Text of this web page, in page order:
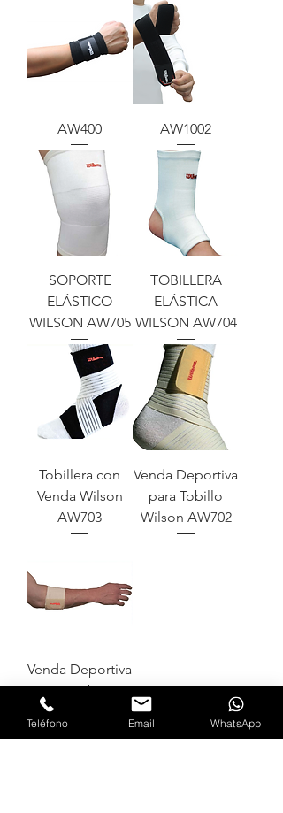
AW400 AW1002
SOPORTE
ELÁSTICO
WILSON AW705
TOBILLERA
ELÁSTICA
WILSON AW704
Tobillera con
Venda Wilson
AW703
Venda Deportiva
para Tobillo
Wilson AW702
Venda Deportiva
para Antebrazo y
Muñeca Wilson
AW701
Teléfono Email WhatsApp